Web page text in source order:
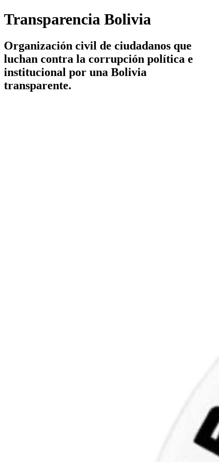
Transparencia Bolivia
Organización civil de ciudadanos que
luchan contra la corrupción política e
institucional por una Bolivia
transparente.